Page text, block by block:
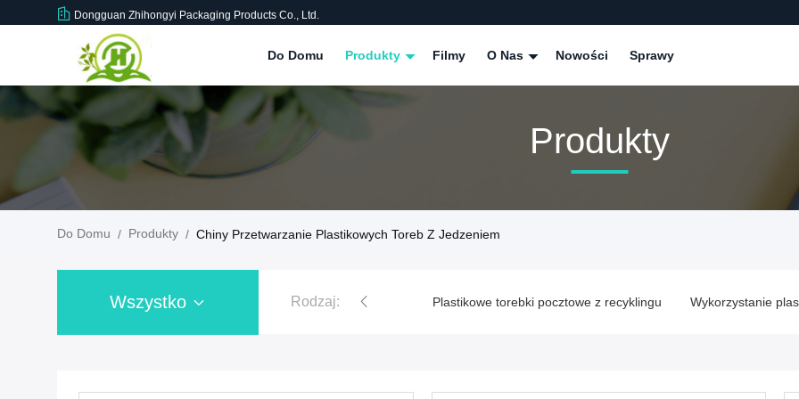
Dongguan Zhihongyi Packaging Products Co., Ltd.
Do Domu Produkty Filmy O Nas Nowości Sprawy
Produkty
Do Domu / Produkty / Chiny Przetwarzanie Plastikowych Toreb Z Jedzeniem
Wszystko Rodzaj:
Plastikowe torby zip z recyklingu Plastikowe torebki pocztowe z recyklingu Wykorzystanie